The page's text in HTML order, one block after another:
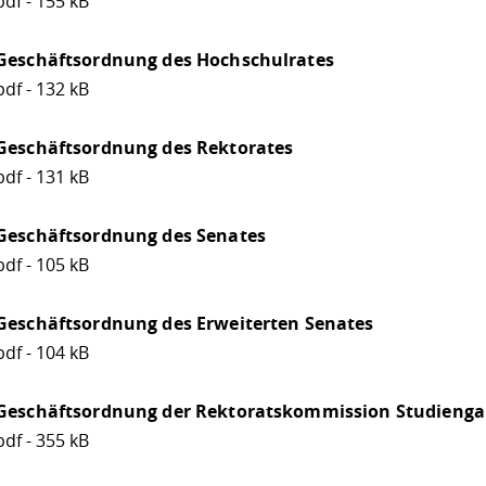
des Hochschulrates
- 132 kB
des Rektorates
- 131 kB
des Senates
- 105 kB
des Erweiterten Senates
- 104 kB
der Rektoratskommission
- 355 kB